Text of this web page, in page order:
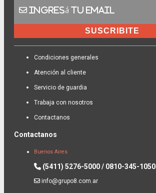
SUSCRIBITE
Condiciones generales
Atención al cliente
Servicio de guardia
Trabaja con nosotros
Contactanos
Contactanos
Buenos Aires
(5411) 5276-5000 / 0810-345-1050
info@grupo8.com.ar